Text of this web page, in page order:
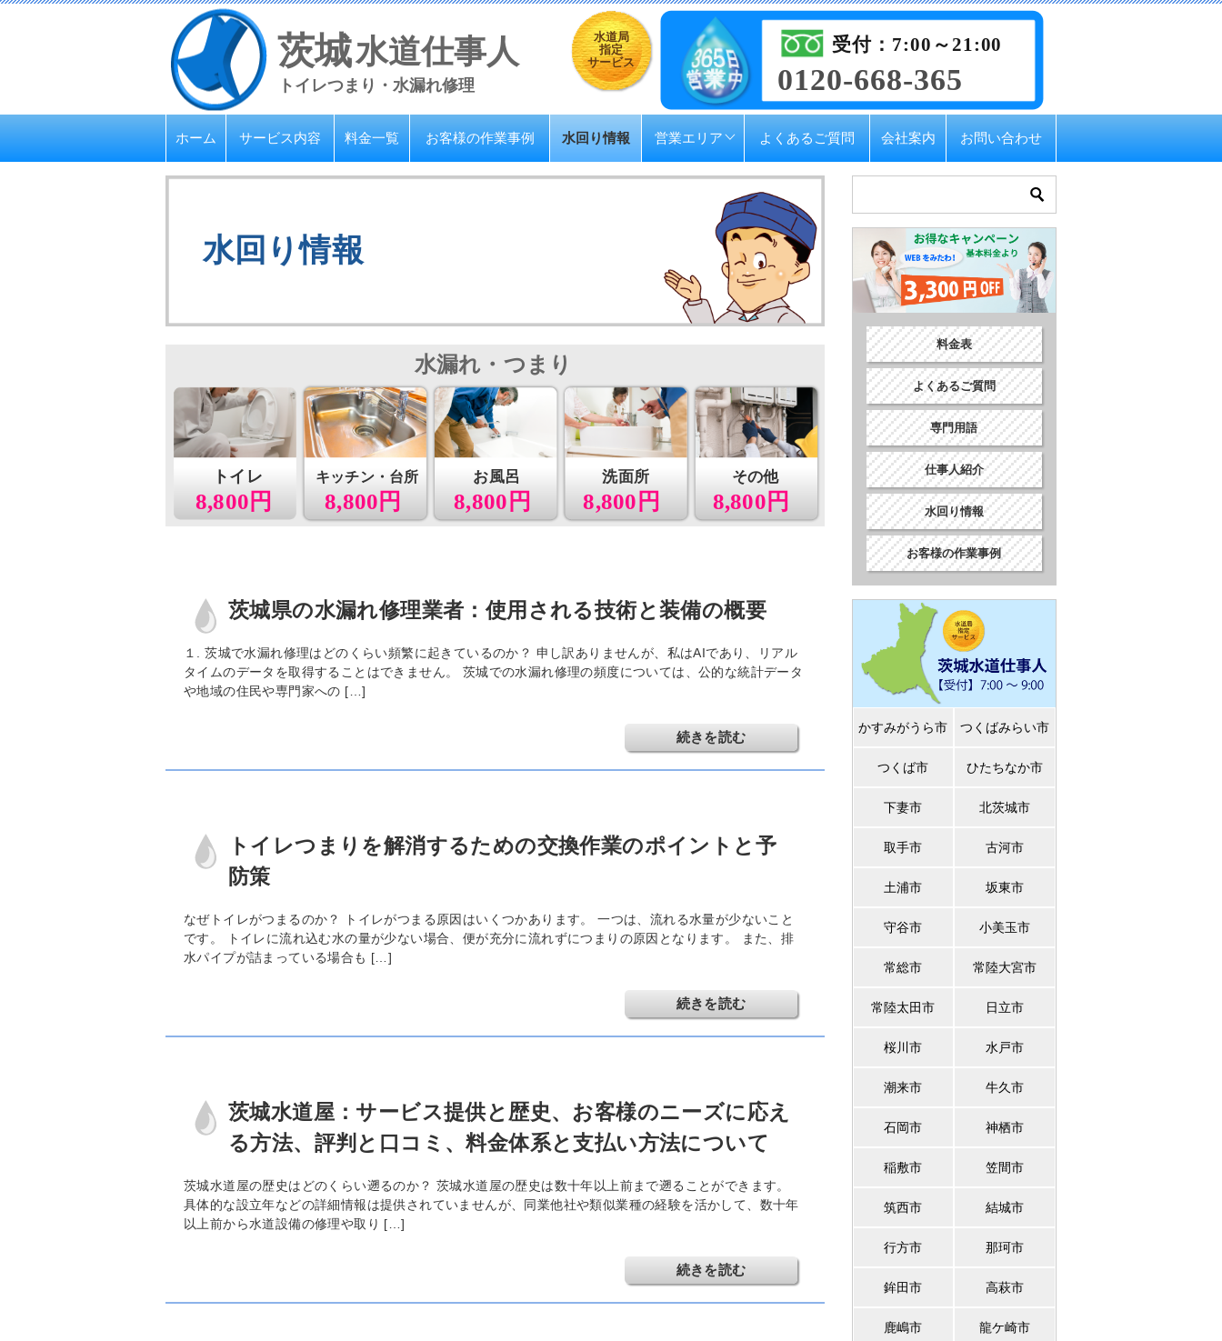
茨城水道仕事人
トイレつまり・水漏れ修理
水道局
指定
サービス 0120-668-365
受付：7:00～21:00
ホーム サービス内容 料金一覧 お客様の作業事例 水回り情報 営業エリア よくあるご質問 会社案内 お問い合わせ
水回り情報
8,800円
トイレ
8,800円
キッチン・台所 お風呂
8,800円
洗面所
8,800円
その他
8,800円
水漏れ・つまり
茨城県の水漏れ修理業者：使用される技術と装備の概要
１. 茨城で水漏れ修理はどのくらい頻繁に起きているのか？ 申し訳ありませんが、私はAIであり、リアル
タイムのデータを取得することはできません。 茨城での水漏れ修理の頻度については、公的な統計データ
や地域の住民や専門家への […]
続きを読む
トイレつまりを解消するための交換作業のポイントと予
防策
なぜトイレがつまるのか？ トイレがつまる原因はいくつかあります。 一つは、流れる水量が少ないこと
です。 トイレに流れ込む水の量が少ない場合、便が充分に流れずにつまりの原因となります。 また、排
水パイプが詰まっている場合も […]
続きを読む
茨城水道屋：サービス提供と歴史、お客様のニーズに応え
る方法、評判と口コミ、料金体系と支払い方法について
茨城水道屋の歴史はどのくらい遡るのか？ 茨城水道屋の歴史は数十年以上前まで遡ることができます。
具体的な設立年などの詳細情報は提供されていませんが、同業他社や類似業種の経験を活かして、数十年
以上前から水道設備の修理や取り […]
続きを読む
料金表
よくあるご質問
専門用語
仕事人紹介
水回り情報
お客様の作業事例
かすみがうら市 つくばみらい市
つくば市 ひたちなか市
下妻市 北茨城市
取手市 古河市
土浦市 坂東市
守谷市 小美玉市
常総市 常陸大宮市
常陸太田市 日立市
桜川市 水戸市
潮来市 牛久市
石岡市 神栖市
稲敷市 笠間市
筑西市 結城市
行方市 那珂市
鉾田市 高萩市
鹿嶋市 龍ケ崎市